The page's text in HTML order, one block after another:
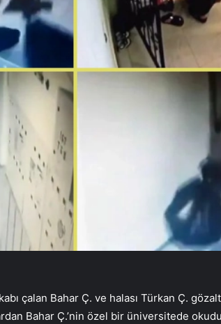
çalan Bahar Ç. ve halası Türkan Ç.
Bahar Ç.’nin özel bir üniversitede